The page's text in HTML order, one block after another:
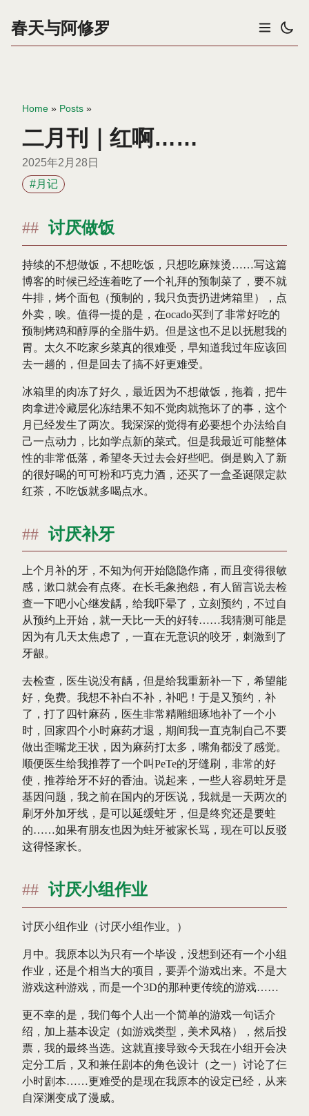
春天与阿修罗
Home » Posts »
二月刊｜红啊……
2025年2月28日
#月记
讨厌做饭
持续的不想做饭，不想吃饭，只想吃麻辣烫……写这篇
博客的时候已经连着吃了一个礼拜的预制菜了，要不就
牛排，烤个面包（预制的，我只负责扔进烤箱里），点
外卖，唉。值得一提的是，在ocado买到了非常好吃的
预制烤鸡和醇厚的全脂牛奶。但是这也不足以抚慰我的
胃。太久不吃家乡菜真的很难受，早知道我过年应该回
去一趟的，但是回去了搞不好更难受。
冰箱里的肉冻了好久，最近因为不想做饭，拖着，把牛
肉拿进冷藏层化冻结果不知不觉肉就拖坏了的事，这个
月已经发生了两次。我深深的觉得有必要想个办法给自
己一点动力，比如学点新的菜式。但是我最近可能整体
性的非常低落，希望冬天过去会好些吧。倒是购入了新
的很好喝的可可粉和巧克力酒，还买了一盒圣诞限定款
红茶，不吃饭就多喝点水。
讨厌补牙
上个月补的牙，不知为何开始隐隐作痛，而且变得很敏
感，漱口就会有点疼。在长毛象抱怨，有人留言说去检
查一下吧小心继发龋，给我吓晕了，立刻预约，不过自
从预约上开始，就一天比一天的好转……我猜测可能是
因为有几天太焦虑了，一直在无意识的咬牙，刺激到了
牙龈。
去检查，医生说没有龋，但是给我重新补一下，希望能
好，免费。我想不补白不补，补吧！于是又预约，补
了，打了四针麻药，医生非常精雕细琢地补了一个小
时，回家四个小时麻药才退，期间我一直克制自己不要
做出歪嘴龙王状，因为麻药打太多，嘴角都没了感觉。
顺便医生给我推荐了一个叫PeTe的牙缝刷，非常的好
使，推荐给牙不好的香油。说起来，一些人容易蛀牙是
基因问题，我之前在国内的牙医说，我就是一天两次的
刷牙外加牙线，是可以延缓蛀牙，但是终究还是要蛀
的……如果有朋友也因为蛀牙被家长骂，现在可以反驳
这得怪家长。
讨厌小组作业
讨厌小组作业（讨厌小组作业。）
月中。我原本以为只有一个毕设，没想到还有一个小组
作业，还是个相当大的项目，要弄个游戏出来。不是大
游戏这种游戏，而是一个3D的那种更传统的游戏……
更不幸的是，我们每个人出一个简单的游戏一句话介
绍，加上基本设定（如游戏类型，美术风格），然后投
票，我的最终当选。这就直接导致今天我在小组开会决
定分工后，又和兼任剧本的角色设计（之一）讨论了仨
小时剧本……更难受的是现在我原本的设定已经，从来
自深渊变成了漫威。